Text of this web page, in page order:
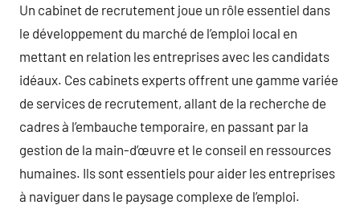
Un cabinet de recrutement joue un rôle essentiel dans
le développement du marché de l’emploi local en
mettant en relation les entreprises avec les candidats
idéaux. Ces cabinets experts offrent une gamme variée
de services de recrutement, allant de la recherche de
cadres à l’embauche temporaire, en passant par la
gestion de la main-d’œuvre et le conseil en ressources
humaines. Ils sont essentiels pour aider les entreprises
à naviguer dans le paysage complexe de l’emploi.